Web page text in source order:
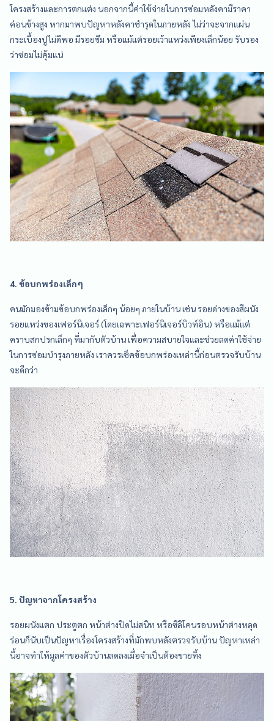
โครงสร้างและการตกแต่ง นอกจากนี้ค่าใช้จ่ายในการซ่อมหลังคามีราคา
ค่อนข้างสูง หากมาพบปัญหาหลังคาชำรุดในภายหลัง ไม่ว่าจะจากแผ่น
กระเบื้องปูไม่ดีพอ มีรอยซึม หรือแม้แต่รอยเว้าแหว่งเพียงเล็กน้อย รับรอง
ว่าซ่อมไม่คุ้มแน่
4. ข้อบกพร่องเล็กๆ
คนมักมองข้ามข้อบกพร่องเล็กๆ น้อยๆ ภายในบ้าน เช่น รอยด่างของสีผนัง
รอยแหว่งของเฟอร์นิเจอร์ (โดยเฉพาะเฟอร์นิเจอร์บิวท์อิน) หรือแม้แต่
คราบสกปรกเล็กๆ ที่มากับตัวบ้าน เพื่อความสบายใจและช่วยลดค่าใช้จ่าย
ในการซ่อมบำรุงภายหลัง เราควรเช็คข้อบกพร่องเหล่านี้ก่อนตรวจรับบ้าน
จะดีกว่า
5. ปัญหาจากโครงสร้าง
รอยผนังแตก ประตูตก หน้าต่างปิดไม่สนิท หรือซิลิโคนรอบหน้าต่างหลุด
ร่อนก็นับเป็นปัญหาเรื่องโครงสร้างที่มักพบหลังตรวจรับบ้าน ปัญหาเหล่า
นี้อาจทำให้มูลค่าของตัวบ้านลดลงเมื่อจำเป็นต้องขายทิ้ง